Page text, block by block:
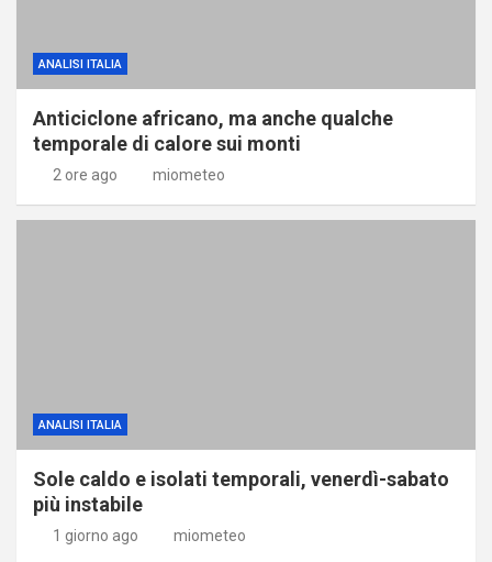
ANALISI ITALIA
Anticiclone africano, ma anche qualche
temporale di calore sui monti
2 ore ago miometeo
ANALISI ITALIA
Sole caldo e isolati temporali, venerdì-sabato
più instabile
1 giorno ago miometeo